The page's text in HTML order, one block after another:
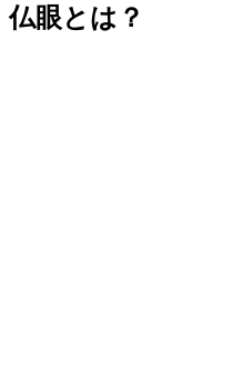
仏眼とは？